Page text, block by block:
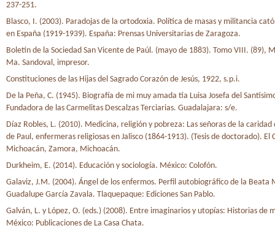
237-251.
Blasco, I. (2003). Paradojas de la ortodoxia. Política de masas y militancia
en España (1919-1939). España: Prensas Universitarias de Zaragoza.
Boletín de la Sociedad San Vicente de Paúl. (mayo de 1883). Tomo VIII. (89),
Ma. Sandoval, impresor.
Constituciones de las Hijas del Sagrado Corazón de Jesús, 1922, s.p.i.
De la Peña, C. (1945). Biografía de mi muy amada tía Luisa Josefa del
Fundadora de las Carmelitas Descalzas Terciarias. Guadalajara: s/e.
Díaz Robles, L. (2010). Medicina, religión y pobreza: Las señoras de la caridad
de Paul, enfermeras religiosas en Jalisco (1864-1913). (Tesis de doctorado). El
Michoacán, Zamora, Michoacán.
Durkheim, E. (2014). Educación y sociología. México: Colofón.
Galaviz, J.M. (2004). Ángel de los enfermos. Perfil autobiográfico de la Beata
Guadalupe García Zavala. Tlaquepaque: Ediciones San Pablo.
Galván, L. y López, O. (eds.) (2008). Entre imaginarios y utopías: Historias de
México: Publicaciones de La Casa Chata.